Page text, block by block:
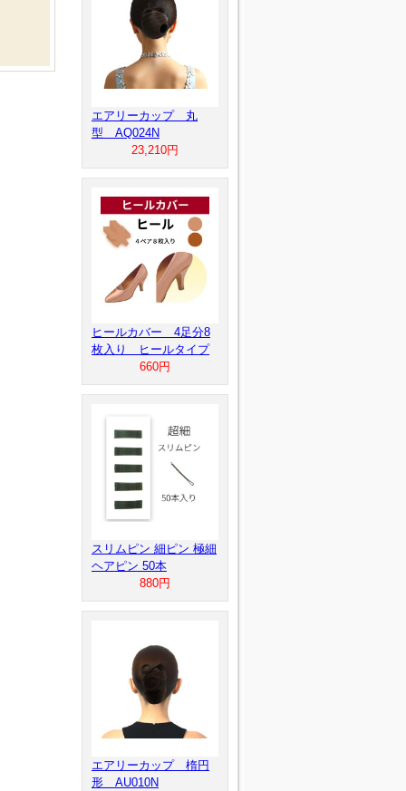
エアリーカップ 丸
型 AQ024N
23,210円
ヒールカバー 4足分8
枚入り ヒールタイプ
660円
スリムピン 細ピン 極細
ヘアピン 50本
880円
エアリーカップ 楕円
形 AU010N